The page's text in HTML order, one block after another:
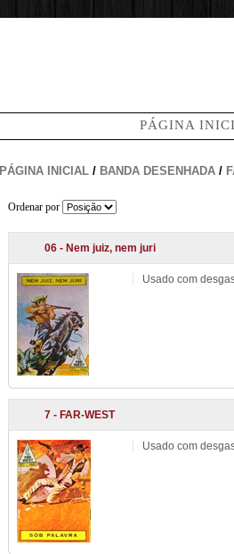
PÁGINA
PÁGINA INICIAL / BANDA DESENHADA /
Ordenar por
06 - Nem juiz, nem juri
Usado com
7 - FAR-WEST
Usado com